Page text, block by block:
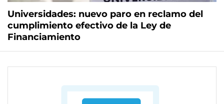
Universidades: nuevo paro en reclamo del
cumplimiento efectivo de la Ley de
Financiamiento